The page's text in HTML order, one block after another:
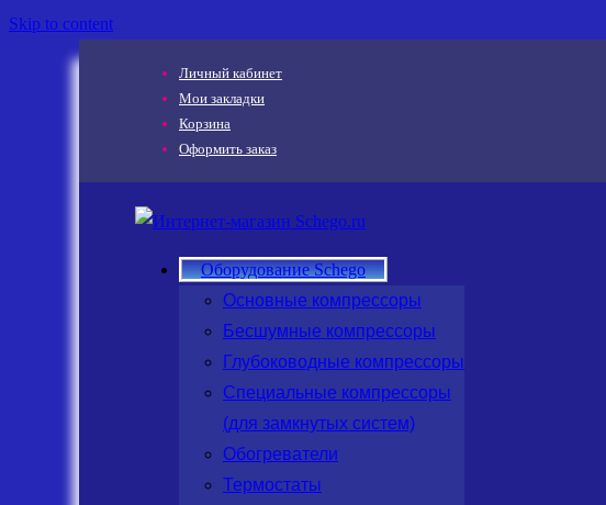
Skip to content
Личный кабинет
Мои закладки
Корзина
Оформить заказ
Оборудование Schego
Основные компрессоры
Бесшумные компрессоры
Глубоководные компрессоры
Специальные компрессоры
(для замкнутых систем)
Обогреватели
Термостаты